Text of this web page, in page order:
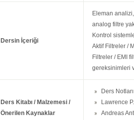
Dersin İçeriği
Eleman
analog filtre
Kontrol
Aktif Filtreler /
Filtreler / EMI
gereksinimleri
Ders Kitabı / Malzemesi /
Önerilen Kaynaklar
Ders Notları
Lawrence
Andreas